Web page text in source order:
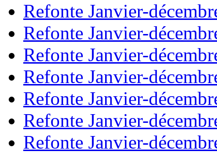
Refonte Janvier-
Refonte Janvier-
Refonte Janvier-
Refonte Janvier-
Refonte Janvier-
Refonte Janvier-
Refonte Janvier-